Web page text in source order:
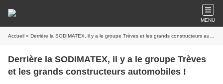
MENU
Accueil » Derrière la SODIMATEX, il y a le groupe Trèves et les grands constructeurs automobiles !
Derrière la SODIMATEX, il y a le groupe Trèves
et les grands constructeurs automobiles !